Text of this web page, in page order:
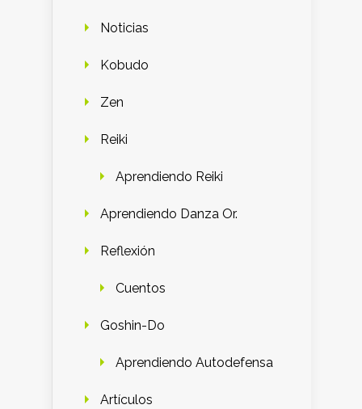
Noticias
Kobudo
Zen
Reiki
Aprendiendo Reiki
Aprendiendo Danza Or.
Reflexión
Cuentos
Goshin-Do
Aprendiendo Autodefensa
Artículos